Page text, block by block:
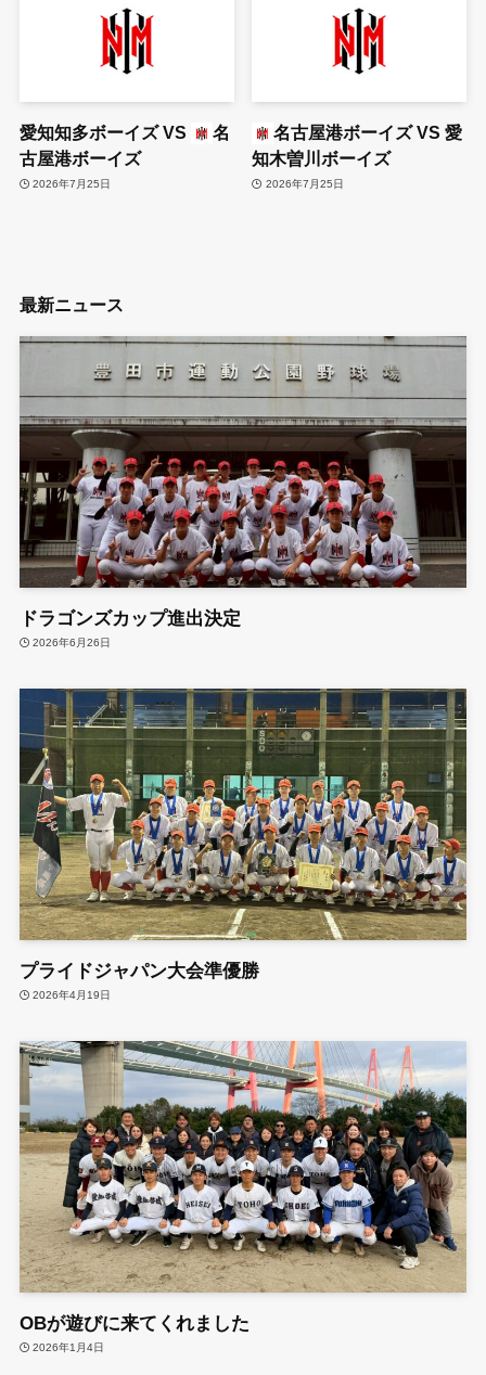
愛知知多ボーイズVS
名
古屋港ボーイズ
2026年7月25日
名古屋港ボーイズVS愛
知木曽川ボーイズ
2026年7月25日
最新ニュース
ドラゴンズカップ進出決定
2026年6月26日
プライドジャパン大会準優勝
2026年4月19日
OBが遊びに来てくれました
2026年1月4日